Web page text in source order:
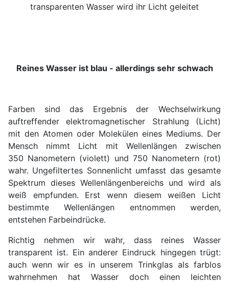
transparenten Wasser wird ihr Licht geleitet
Reines Wasser ist blau - allerdings sehr schwach
Farben sind das Ergebnis der Wechselwirkung
auftreffender elektromagnetischer Strahlung (Licht)
mit den Atomen oder Molekülen eines Mediums. Der
Mensch nimmt Licht mit Wellenlängen zwischen
350 Nanometern (violett) und 750 Nanometern (rot)
wahr. Ungefiltertes Sonnenlicht umfasst das gesamte
Spektrum dieses Wellenlängenbereichs und wird als
weiß empfunden. Erst wenn diesem weißen Licht
bestimmte Wellenlängen entnommen werden,
entstehen Farbeindrücke.
Richtig nehmen wir wahr, dass reines Wasser
transparent ist. Ein anderer Eindruck hingegen trügt:
auch wenn wir es in unserem Trinkglas als farblos
wahrnehmen hat Wasser doch einen leichten